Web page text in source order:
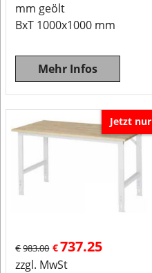
mm geölt
BxT 1000x1000 mm
Mehr Infos
Jetzt nur
€983.00 €737.25
zzgl. MwSt